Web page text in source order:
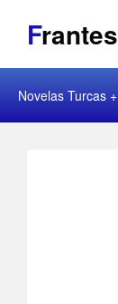
Frantes
Novelas Turcas